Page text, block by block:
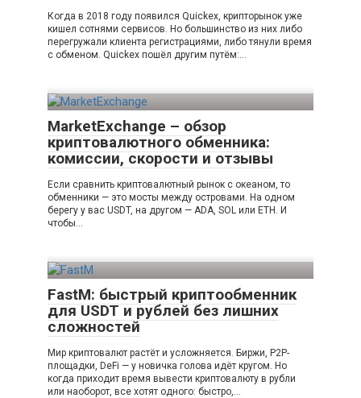
Когда в 2018 году появился Quickex, крипторынок уже
кишел сотнями сервисов. Но большинство из них либо
перегружали клиента регистрациями, либо тянули время
с обменом. Quickex пошёл другим путём:…
MarketExchange – обзор
криптовалютного обменника:
комиссии, скорости и отзывы
Если сравнить криптовалютный рынок с океаном, то
обменники — это мосты между островами. На одном
берегу у вас USDT, на другом — ADA, SOL или ETH. И
чтобы…
FastM: быстрый криптообменник
для USDT и рублей без лишних
сложностей
Мир криптовалют растёт и усложняется. Биржи, P2P-
площадки, DeFi — у новичка голова идёт кругом. Но
когда приходит время вывести криптовалюту в рубли
или наоборот, все хотят одного: быстро,…